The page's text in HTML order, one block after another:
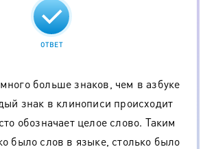
ОТВЕТ
больше знаков, чем в азбуке
знак в клинописи происходит
обозначает целое слово. Таким
было слов в языке, столько было